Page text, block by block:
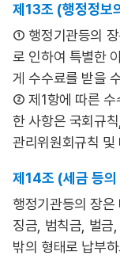
제13조 (행정정보
① 행정기관등의
로 인하여 특별한
게 수수료를 받을
② 제1항에 따른 수
한 사항은 국회규
관리위원회규칙 및
제14조 (세금 등의
행정기관등의 장
징금, 범칙금, 벌금
밖의 형태로 납부